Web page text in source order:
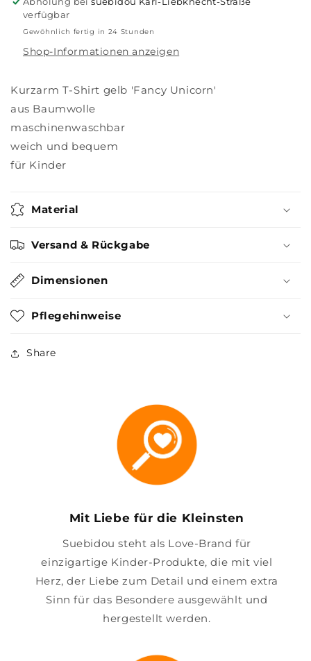
verfügbar
Gewöhnlich fertig in 24 Stunden
Shop-Informationen anzeigen
Kurzarm T-Shirt gelb 'Fancy Unicorn'
aus Baumwolle
maschinenwaschbar
weich und bequem
für Kinder
Material
Versand & Rückgabe
Dimensionen
Pflegehinweise
Share
Mit Liebe für die Kleinsten
Suebidou steht als Love-Brand für
einzigartige Kinder-Produkte, die mit viel
Herz, der Liebe zum Detail und einem extra
Sinn für das Besondere ausgewählt und
hergestellt werden.